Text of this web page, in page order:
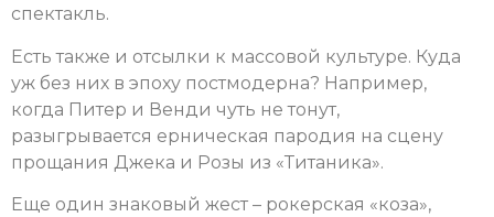
спектакль.
Есть также и отсылки к массовой культуре. Куда
уж без них в эпоху постмодерна? Например,
когда Питер и Венди чуть не тонут,
разыгрывается ерническая пародия на сцену
прощания Джека и Розы из «Титаника».
Еще один знаковый жест – рокерская «коза»,